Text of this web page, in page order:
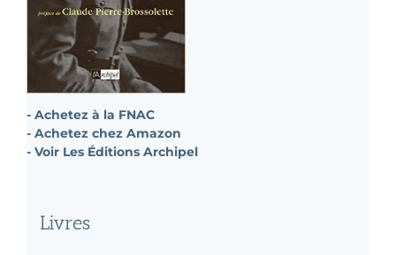
- Achetez à la FNAC
- Achetez chez Amazon
- Voir Les Éditions Archipel
Livres